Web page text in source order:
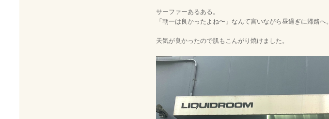
サーファーあるある。
「朝一は良かったよね〜」なんて言いながら昼過ぎに帰路へ。
天気が良かったので肌もこんがり焼けました。